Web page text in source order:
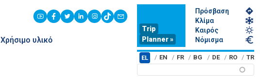
Χρήσιμο υλικό
youtubefacebook
twitterlinkedininstagram
tiktokcontact
Trip
Planner »
Πρόσβαση
Κλίμα
Καιρός
Νόμισμα
EL EN FR BG DE RO TR